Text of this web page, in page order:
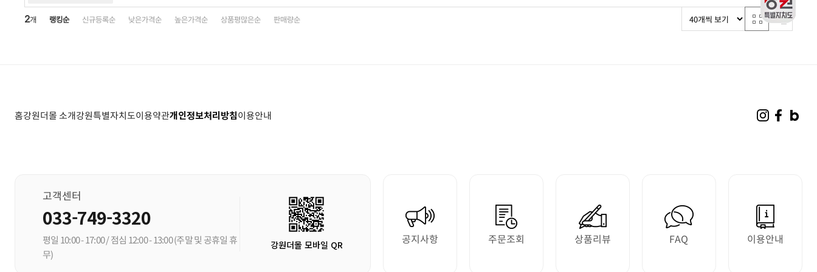
2개 랭킹순 신규등록순 낮은가격순 높은가격순 상품평많은순 판매량순
홈강원더몰 소개강원특별자치도이용약관개인정보처리방침이용안내
고객센터
033-749-3320
평일 10:00 - 17:00 / 점심 12:00 - 13:00(주말 및 공휴일 휴
무)
강원더몰 모바일 QR 공지사항 주문조회 상품리뷰 FAQ 이용안내